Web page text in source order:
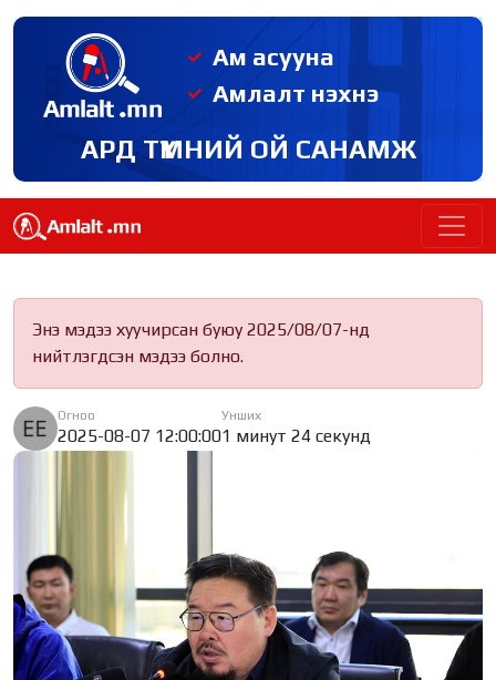
Ам асууна
Амлалт нэхнэ
АРД ТҮМНИЙ ОЙ САНАМЖ
Энэ мэдээ хуучирсан буюу 2025/08/07-нд
нийтлэгдсэн мэдээ болно.
Огноо
2025-08-07 12:00:00
Унших
1 минут 24 секунд